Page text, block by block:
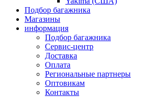
Подбор багажника
Магазины
информация
Подбор багажника
Сервис-центр
Доставка
Оплата
Региональные партнеры
Оптовикам
Контакты